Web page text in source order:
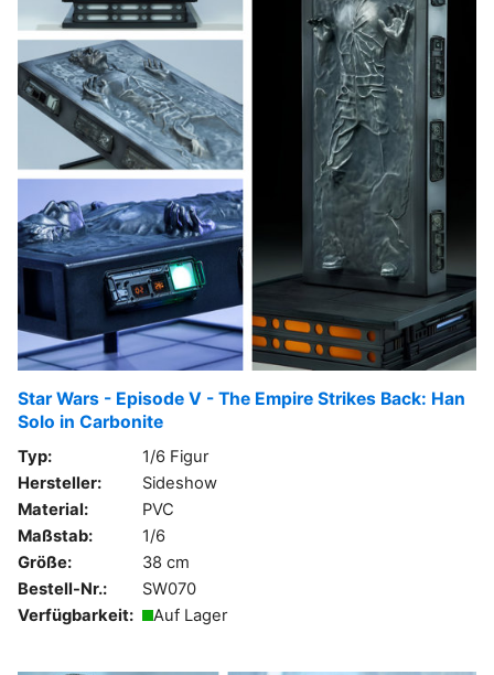
Star Wars - Episode V - The Empire Strikes Back: Han
Solo in Carbonite
Typ:
1/6 Figur
Hersteller:
Sideshow
Material:
PVC
Maßstab:
1/6
Größe:
38 cm
Bestell-Nr.:
SW070
Verfügbarkeit:
Auf Lager